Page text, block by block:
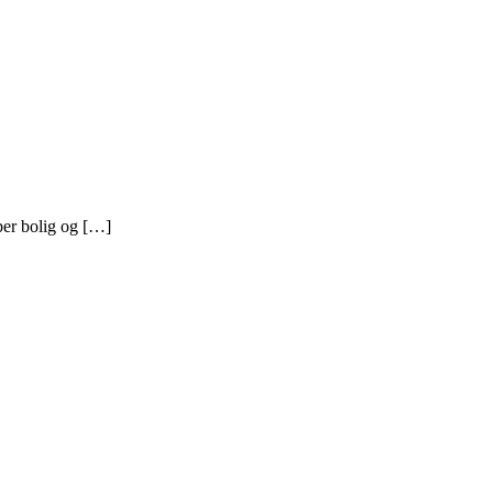
bolig og […]